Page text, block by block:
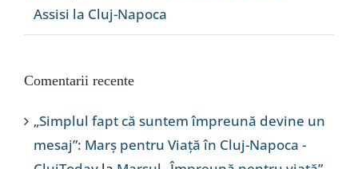
Assisi la Cluj-Napoca
Comentarii recente
„Simplul fapt că suntem împreună devine un
mesaj”: Marș pentru Viață în Cluj-Napoca -